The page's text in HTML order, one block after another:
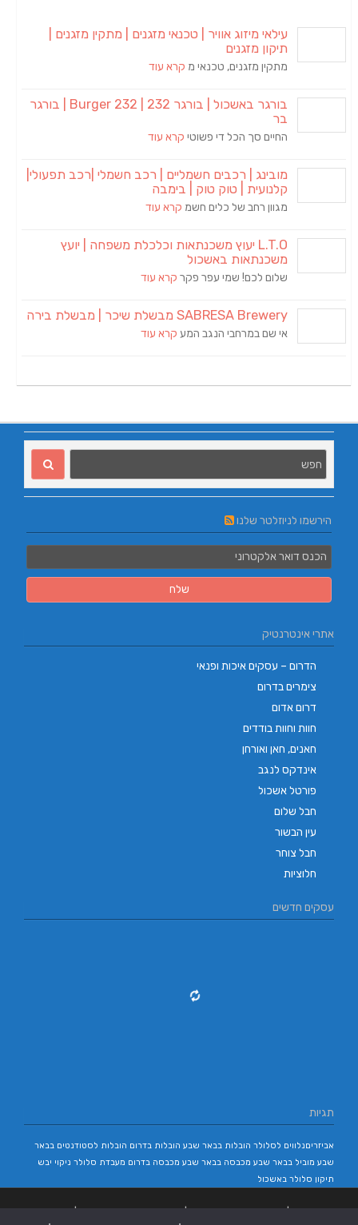
עילאי מיזוג אוויר | טכנאי מזגנים | מתקין מזגנים |
תיקון מזגנים
מתקין מזגנים, טכנאי מ קרא עוד
בורגר באשכול | בורגר 232 | Burger 232 | בורגר
בר
החיים סך הכל די פשוטי קרא עוד
מובינג | רכבים חשמליים | רכב חשמלי |רכב תפעולי|
קלנועית | טוק טוק | בימבה
מגוון רחב של כלים חשמ קרא עוד
L.T.O יעוץ משכנתאות וכלכלת משפחה | יועץ
משכנתאות באשכול
שלום לכם! שמי עפר פקר קרא עוד
SABRESA Brewery מבשלת שיכר | מבשלת בירה
אי שם במרחבי הנגב המע קרא עוד
הירשמו לניוזלטר שלנו
אתרי אינטרנטיק
הדרום – עסקים איכות ופנאי
צימרים בדרום
דרום אדום
חוות וחוות בודדים
חאנים, חאן ואורחן
אינדקס לנגב
פורטל אשכול
חבל שלום
עין הבשור
חבל צוחר
חלוציות
עסקים חדשים
תגיות
אביזריםנלווים לסלולר הובלות בבאר שבע הובלות בדרום הובלות לסטודנטים בבאר
שבע מוביל בבאר שבע מכבסה בבאר שבע מכבסה בדרום מעבדת סלולר ניקוי יבש
תיקון סלולר באשכול